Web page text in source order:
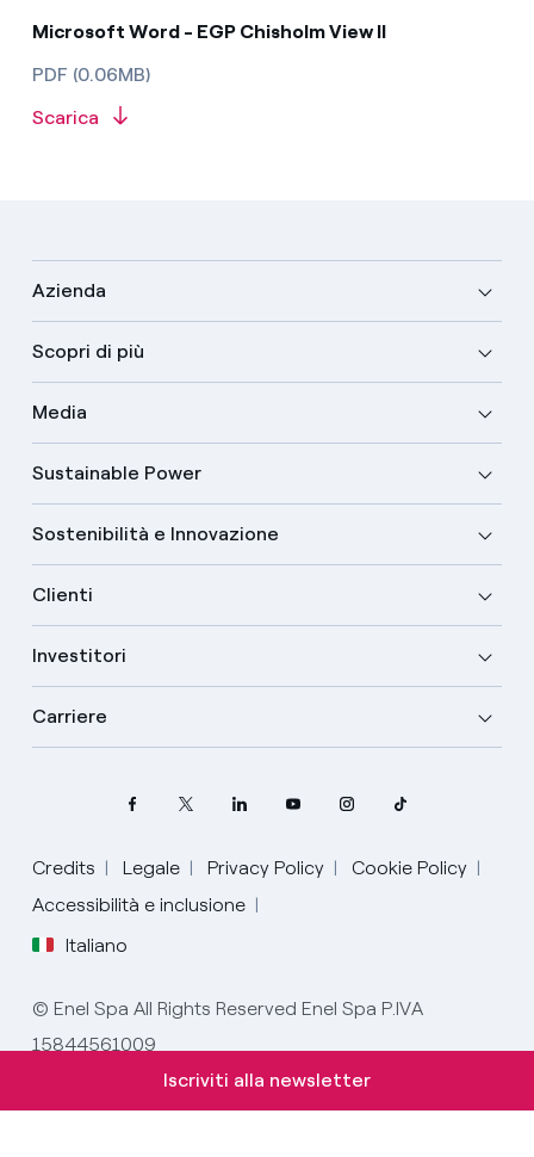
Microsoft Word - EGP Chisholm View II
PDF (0.06MB)
Scarica
Azienda
Scopri di più
Media
Sustainable Power
Sostenibilità e Innovazione
Clienti
Investitori
Carriere
Credits Legale Privacy Policy
Cookie Policy
Accessibilità e inclusione
Italiano
Italiano
© Enel Spa All Rights Reserved Enel Spa P.IVA
15844561009
Iscriviti alla newsletter